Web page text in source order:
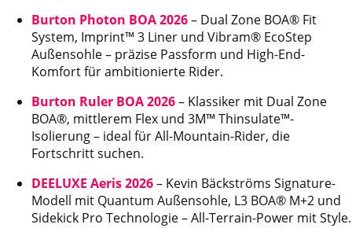
Burton Photon BOA 2026– Dual Zone BOA® Fit
System, Imprint™ 3 Liner und Vibram® EcoStep
Außensohle – präzise Passform und High-End-
Komfort für ambitionierte Rider.
Burton Ruler BOA 2026– Klassiker mit Dual Zone
BOA®, mittlerem Flex und 3M™ Thinsulate™-
Isolierung – ideal für All-Mountain-Rider, die
Fortschritt suchen.
DEELUXE Aeris 2026– Kevin Bäckströms Signature-
Modell mit Quantum Außensohle, L3 BOA® M+2 und
Sidekick Pro Technologie – All-Terrain-Power mit Style.